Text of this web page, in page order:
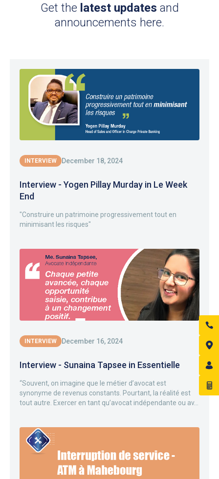
Get the latest updates and
announcements here.
INTERVIEW December 18, 2024
Interview - Yogen Pillay Murday in Le Week
End
"Construire un patrimoine progressivement tout en
minimisant les risques"
INTERVIEW December 16, 2024
Interview - Sunaina Tapsee in Essentielle
“Souvent, on imagine que le métier d’avocat est
synonyme de revenus constants. Pourtant, la réalité est
tout autre. Exercer en tant qu’avocat indépendante ou av...